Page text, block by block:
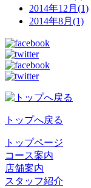
2014年12月(1)
2014年8月(1)
トップへ戻る
トップページ
コース案内
店舗案内
スタッフ紹介